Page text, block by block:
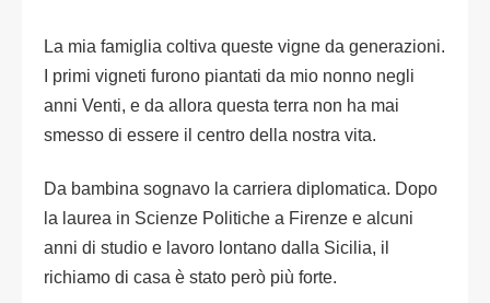
La mia famiglia coltiva queste vigne da generazioni.
I primi vigneti furono piantati da mio nonno negli
anni Venti, e da allora questa terra non ha mai
smesso di essere il centro della nostra vita.
Da bambina sognavo la carriera diplomatica. Dopo
la laurea in Scienze Politiche a Firenze e alcuni
anni di studio e lavoro lontano dalla Sicilia, il
richiamo di casa è stato però più forte.